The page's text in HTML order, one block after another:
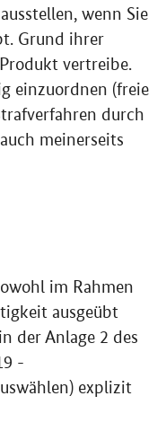
wenn Sie
Grund ihrer
vertreibe.
einzuordnen (freie
durch
meinerseits
im Rahmen
ausgeübt
der Anlage 2 des
-
explizit